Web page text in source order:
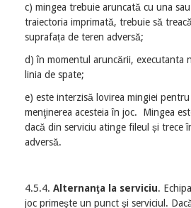
c) mingea trebuie aruncată cu una
traiectoria imprimată, trebuie să
suprafața de teren adversă;
d) în momentul aruncării, executanta
linia de spate;
e) este interzisă lovirea mingiei
menţinerea acesteia în joc. Mingea
dacă din serviciu atinge fileul și trece
adversă.
4.5.4. Alternanţa la serviciu.
joc primeşte un punct şi serviciul.